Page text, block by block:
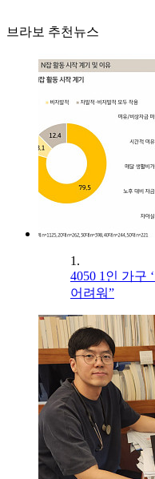
브라보 추천뉴스
1.
4050 1인 가구
어려워”